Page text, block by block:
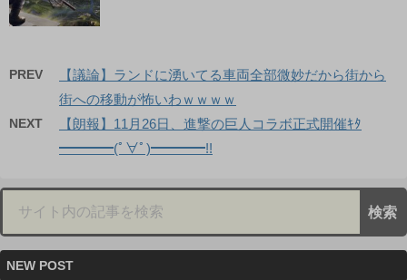
PREV
【議論】ランドに湧いてる車両全部微妙だから街から
街への移動が怖いわｗｗｗｗ
NEXT
【朗報】11月26日、進撃の巨人コラボ正式開催ｷﾀ
━━━━(ﾟ∀ﾟ)━━━━!!
NEW POST